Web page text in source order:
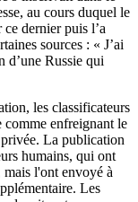
au cours duquel le
dernier puis l’a
sources : « J’ai
d’une Russie qui
les classificateurs
comme enfreignant le
La publication
humains, qui ont
l'ont envoyé à
Les